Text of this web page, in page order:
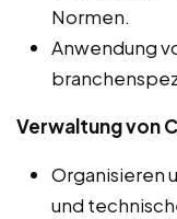
Normen.
Anwendung
Verwaltung von
Organisieren
und